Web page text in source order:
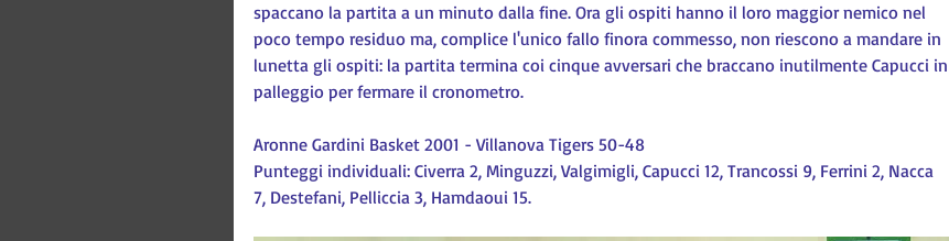
spaccano la partita a un minuto dalla fine. Ora gli ospiti hanno il loro maggior nemico nel
poco tempo residuo ma, complice l'unico fallo finora commesso, non riescono a mandare in
lunetta gli ospiti: la partita termina coi cinque avversari che braccano inutilmente Capucci in
palleggio per fermare il cronometro.
Aronne Gardini Basket 2001 - Villanova Tigers 50-48
Punteggi individuali: Civerra 2, Minguzzi, Valgimigli, Capucci 12, Trancossi 9, Ferrini 2, Nacca
7, Destefani, Pelliccia 3, Hamdaoui 15.